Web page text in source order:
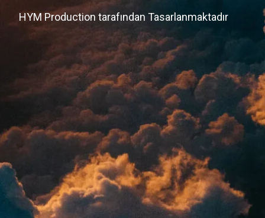
HYM Production tarafından Tasarlanmaktadır